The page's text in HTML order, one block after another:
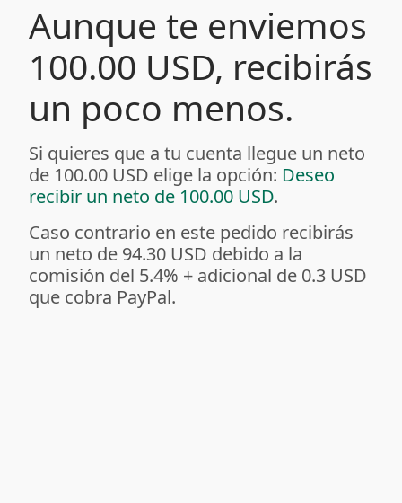
Aunque te enviemos
100.00 USD, recibirás
un poco menos.
Si quieres que a tu cuenta llegue un neto
de 100.00 USD elige la opción: Deseo
recibir un neto de 100.00 USD.
Caso contrario en este pedido recibirás
un neto de 94.30 USD debido a la
comisión del 5.4% + adicional de 0.3 USD
que cobra PayPal.